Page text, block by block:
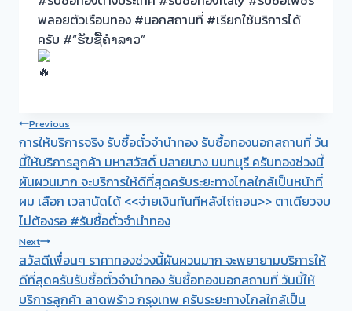
พลอยตัวเรือนทอง #นอกสถานที่ #เรียกใช้บริการได้
ครับ #“ຮັບຊື້ຄຳລາວ”
Post
navigation
Previous
การให้บริการจริง รับซื้อตั๋วจำนำทอง รับซื้อทองนอกสถานที่ วัน
นี้ให้บริการลูกค้า มหาสวัสดิ์ ปลายบาง นนทบุรี ครับทองช่วงนี้
ผันผวนมาก จะบริการให้ดีที่สุดครับระยะทางไกลใกล้เป็นหน้าที่
ผม เลือก เวลานัดได้ <<จ่ายเงินทันทีหลังไถ่ถอน>> ตาเดียวจบ
ไม่ต้องรอ #รับซื้อตั๋วจำนำทอง
Next
สวัสดีเพื่อนๆ ราคาทองช่วงนี้ผันผวนมาก จะพยายามบริการให้
ดีที่สุดครับรับซื้อตั๋วจำนำทอง รับซื้อทองนอกสถานที่ วันนี้ให้
บริการลูกค้า ลาดพร้าว กรุงเทพ ครับระยะทางไกลใกล้เป็น